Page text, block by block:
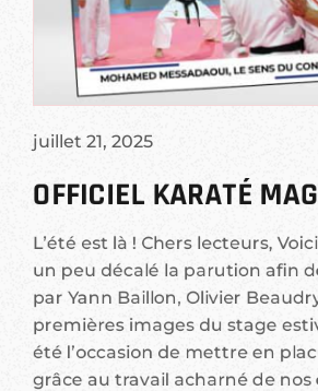
juillet 21, 2025
OFFICIEL KARATÉ
L’été est là ! Chers lecteurs,
un peu décalé la parution afin
par Yann Baillon, Olivier
premières images du stage
été l’occasion de mettre en
grâce au travail acharné de